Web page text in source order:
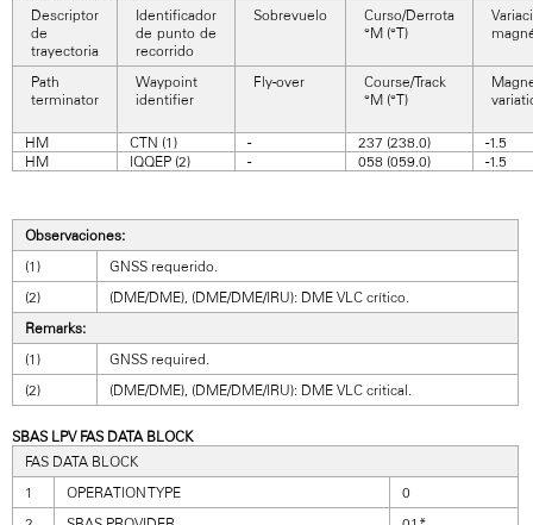
Descriptor
de
trayectoria
Identificador
de punto de
recorrido
Sobrevuelo
Curso/Derrota
°M (°T)
Path
terminator
Waypoint
identifier
Fly-over
Course/Track
°M (°T)
HM CTN (1) - 237 (238.0)
-1.5
HM
IQQEP (2) - 058 (059.0) -1.5
Observaciones:
(1)
GNSS requerido.
(2)
(DME/DME), (DME/DME/IRU): DME VLC crítico.
Remarks:
(1)
GNSS required.
(2)
(DME/DME), (DME/DME/IRU): DME VLC critical.
SBAS LPV FAS DATA BLOCK
FAS DATA BLOCK
1
OPERATION TYPE
0